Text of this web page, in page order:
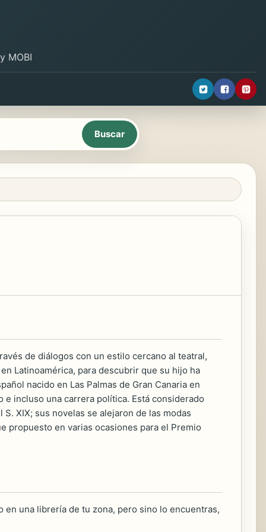
MOBI
de diálogos con un estilo cercano al teatral,
Latinoamérica, para descubrir que su hijo ha
nacido en Las Palmas de Gran Canaria en
incluso una carrera política. Está considerado
XIX; sus novelas se alejaron de las modas
propuesto en varias ocasiones para el Premio
una librería de tu zona, pero sino lo encuentras,